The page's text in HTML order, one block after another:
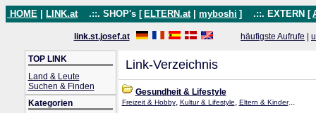
HOME LINK.at .::. SHOP's [ ELTERN.at myboshi ] .::. EXTERN [
link.st.josef.at häufigste Aufrufe
TOP LINK
Land & Leute
Suchen & Finden
Kategorien
Link-Verzeichnis
Gesundheit & Lifestyle
Freizeit & Hobby, Kultur & Lifestyle, Eltern & Kinder...